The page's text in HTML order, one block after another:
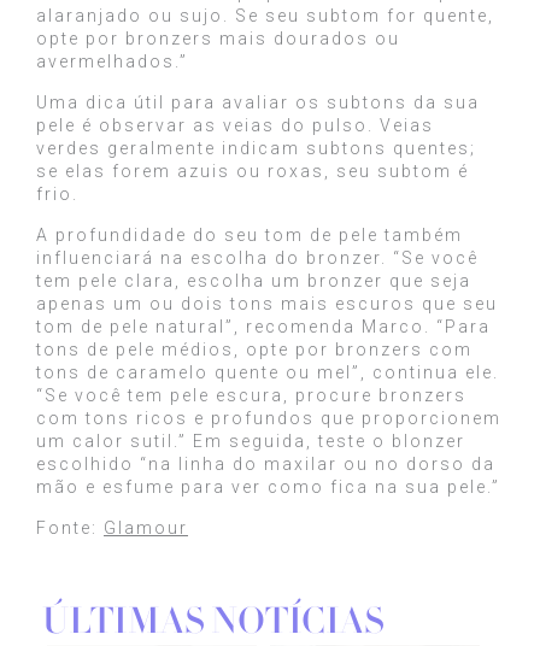
alaranjado ou sujo. Se seu subtom for quente,
opte por bronzers mais dourados ou
avermelhados.”
Uma dica útil para avaliar os subtons da sua
pele é observar as veias do pulso. Veias
verdes geralmente indicam subtons quentes;
se elas forem azuis ou roxas, seu subtom é
frio.
A profundidade do seu tom de pele também
influenciará na escolha do bronzer. “Se você
tem pele clara, escolha um bronzer que seja
apenas um ou dois tons mais escuros que seu
tom de pele natural”, recomenda Marco. “Para
tons de pele médios, opte por bronzers com
tons de caramelo quente ou mel”, continua ele.
“Se você tem pele escura, procure bronzers
com tons ricos e profundos que proporcionem
um calor sutil.” Em seguida, teste o blonzer
escolhido “na linha do maxilar ou no dorso da
mão e esfume para ver como fica na sua pele.”
Fonte: Glamour
ÚLTIMAS NOTÍCIAS